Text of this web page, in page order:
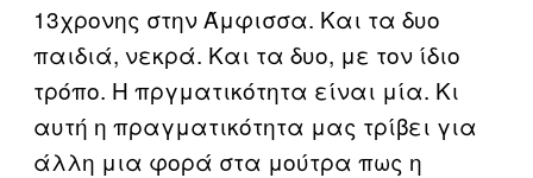
13χρονης στην Άμφισσα. Και τα δυο
παιδιά, νεκρά. Και τα δυο, με τον ίδιο
τρόπο. Η πργματικότητα είναι μία. Κι
αυτή η πραγματικότητα μας τρίβει για
άλλη μια φορά στα μούτρα πως η